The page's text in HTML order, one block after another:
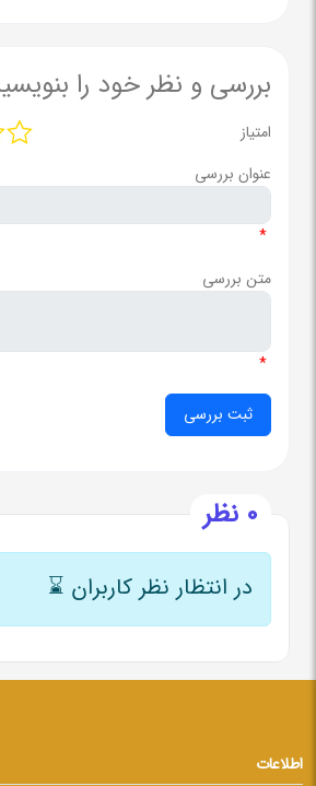
بررسی و نظر خود را
امتیاز
عنوان بررسی
*
متن بررسی
*
0 نظر
در انتظار نظر کاربران ⌛
اطلاعات